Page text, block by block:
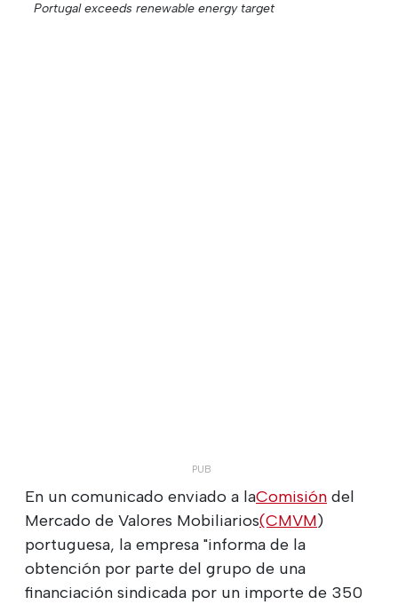
Portugal exceeds renewable energy target
En un comunicado enviado a laComisión del
Mercado de Valores Mobiliarios(CMVM)
portuguesa, la empresa "informa de la
obtención por parte del grupo de una
financiación sindicada por un importe de 350